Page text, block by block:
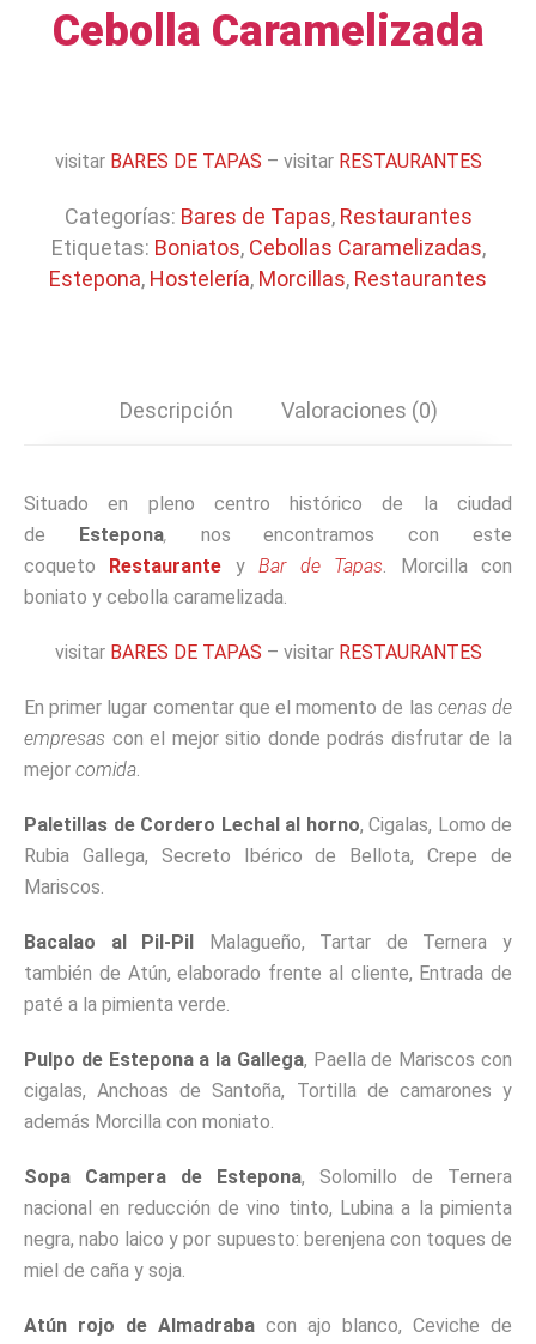
Cebolla Caramelizada
visitar BARES DE TAPAS – visitar RESTAURANTES
Categorías: Bares de Tapas, Restaurantes
Etiquetas: Boniatos, Cebollas Caramelizadas,
Estepona, Hostelería, Morcillas, Restaurantes
Descripción Valoraciones (0)
Situado en pleno centro histórico de la ciudad
de Estepona, nos encontramos con este
coqueto Restaurante yBar de Tapas. Morcilla con
boniato y cebolla caramelizada.
visitar BARES DE TAPAS – visitar RESTAURANTES
En primer lugar comentar que el momento de las cenas de
empresas con el mejor sitio donde podrás disfrutar de la
mejor comida.
Paletillas de Cordero Lechal al horno, Cigalas, Lomo de
Rubia Gallega, Secreto Ibérico de Bellota, Crepe de
Mariscos.
Bacalao al Pil-Pil Malagueño, Tartar de Ternera y
también de Atún, elaborado frente al cliente, Entrada de
paté a la pimienta verde.
Pulpo de Estepona a la Gallega, Paella de Mariscos con
cigalas, Anchoas de Santoña, Tortilla de camarones y
además Morcilla con moniato.
Sopa Campera de Estepona, Solomillo de Ternera
nacional en reducción de vino tinto, Lubina a la pimienta
negra, nabo laico y por supuesto: berenjena con toques de
miel de caña y soja.
Atún rojo de Almadraba con ajo blanco, Ceviche de